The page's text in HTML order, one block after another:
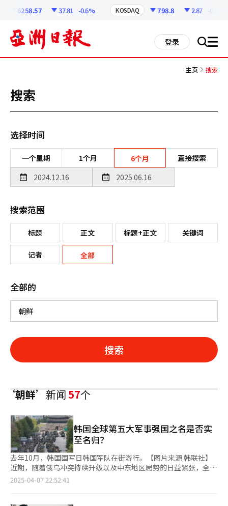
6258.57 37.81 -0.6% KOSDAQ 798.8 2.87 -0.36%
登录 搜 all
主页 搜索
搜索
选择时间
一个星期 1个月 6个月 直接搜索
搜索范围
标题 正文 标题+正文 关键词
记者 全部
全部的
搜索
‘朝鲜’新闻57个
韩国全球第五大军事强国之名是否实
至名归？
去年10月，韩国国军日韩国军队在街游行。【图片来源 韩联社】
近期，随着俄乌冲突持续升级以及中东地区局势的日益紧张，全球
各国军事实力的对比成为国际社会关注的焦点。军事实力的提升不
2025-04-07 22:52:41